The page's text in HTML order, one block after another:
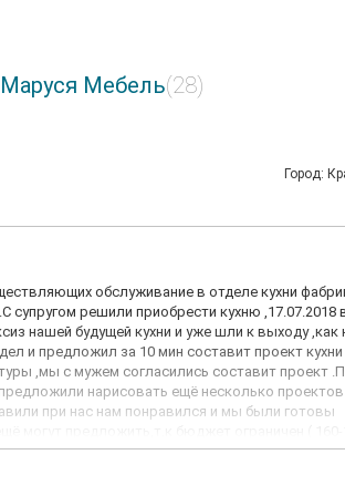
Мебель(28)
Город:
обслуживание в отделе кухни
решили приобрести кухню ,17.07.2018
нашей будущей кухни и уже шли к выходу ,как
и предложил за 10 мин составит проект кухни
,мы с мужем согласились составит проект
нарисовать ещё несколько проектов
при нас нам понравился и мы были готовы
могут предложить,т.к бюджет ограничен ( 160-
предложили сами подобрать нам интересные
???? В итоге сотрудник ,который